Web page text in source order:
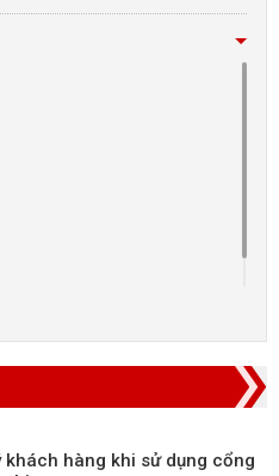
khách hàng khi sử dụng cổng